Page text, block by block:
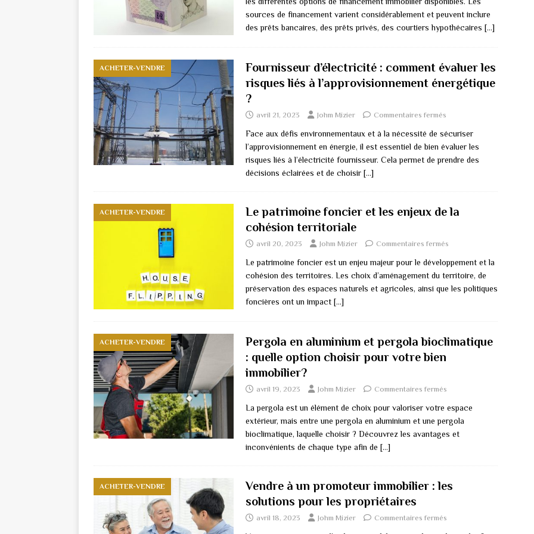
sources de financement varient considérablement et peuvent inclure
des prêts bancaires, des prêts privés, des courtiers hypothécaires […]
ACHETER-VENDRE
Fournisseur d’électricité : comment évaluer les
risques liés à l’approvisionnement énergétique
?
avril 21, 2023 Johm Mizier Commentaires fermés
Face aux défis environnementaux et à la nécessité de sécuriser
l’approvisionnement en énergie, il est essentiel de bien évaluer les
risques liés à l’électricité fournisseur. Cela permet de prendre des
décisions éclairées et de choisir […]
ACHETER-VENDRE
Le patrimoine foncier et les enjeux de la
cohésion territoriale
avril 20, 2023 Johm Mizier Commentaires fermés
Le patrimoine foncier est un enjeu majeur pour le développement et la
cohésion des territoires. Les choix d’aménagement du territoire, de
préservation des espaces naturels et agricoles, ainsi que les politiques
foncières ont un impact […]
ACHETER-VENDRE
Pergola en aluminium et pergola bioclimatique
: quelle option choisir pour votre bien
immobilier?
avril 19, 2023 Johm Mizier Commentaires fermés
La pergola est un élément de choix pour valoriser votre espace
extérieur, mais entre une pergola en aluminium et une pergola
bioclimatique, laquelle choisir ? Découvrez les avantages et
inconvénients de chaque type afin de […]
ACHETER-VENDRE
Vendre à un promoteur immobilier : les
solutions pour les propriétaires
avril 18, 2023 Johm Mizier Commentaires fermés